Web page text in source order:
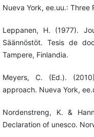
Nueva York, ee.uu.: Three
Leppanen, H. (1977).
Säännöstöt. Tesis de
Tampere, Finlandia.
Meyers, C. (Ed.).
approach. Nueva York,
Nordenstreng, K. &
Declaration of unesco.